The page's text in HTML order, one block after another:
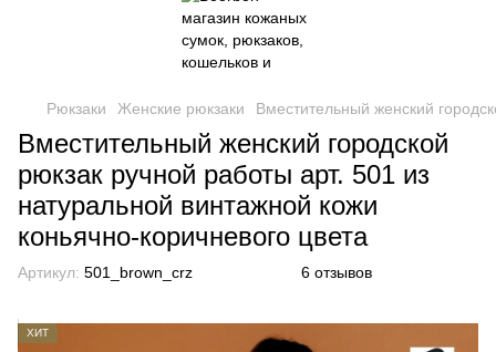
Рюкзаки Женские рюкзаки Вместительный женский
Вместительный женский городской
рюкзак ручной работы арт. 501 из
натуральной винтажной кожи
коньячно-коричневого цвета
Артикул: 501_brown_crz 6 отзывов
ХИТ